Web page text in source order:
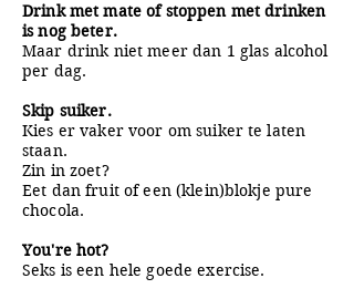
Drink met mate of stoppen met drinken
is nog beter.
Maar drink niet meer dan 1 glas alcohol
per dag.
Skip suiker.
Kies er vaker voor omsuiker te laten
staan.
Zin in zoet?
Eet danfruit of een (klein)blokje pure
chocola.
You're hot?
Seks is een hele goede exercise.